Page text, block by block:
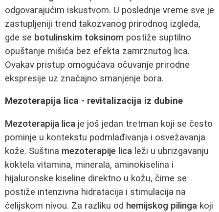
odgovarajućim iskustvom. U poslednje vreme sve je
zastupljeniji trend takozvanog prirodnog izgleda,
gde se botulinskim toksinom postiže suptilno
opuštanje mišića bez efekta zamrznutog lica.
Ovakav pristup omogućava očuvanje prirodne
ekspresije uz značajno smanjenje bora.
Mezoterapija lica - revitalizacija iz dubine
Mezoterapija lica je još jedan tretman koji se često
pominje u kontekstu podmlađivanja i osvežavanja
kože. Suština mezoterapije lica leži u ubrizgavanju
koktela vitamina, minerala, aminokiselina i
hijaluronske kiseline direktno u kožu, čime se
postiže intenzivna hidratacija i stimulacija na
ćelijskom nivou. Za razliku od hemijskog pilinga koji